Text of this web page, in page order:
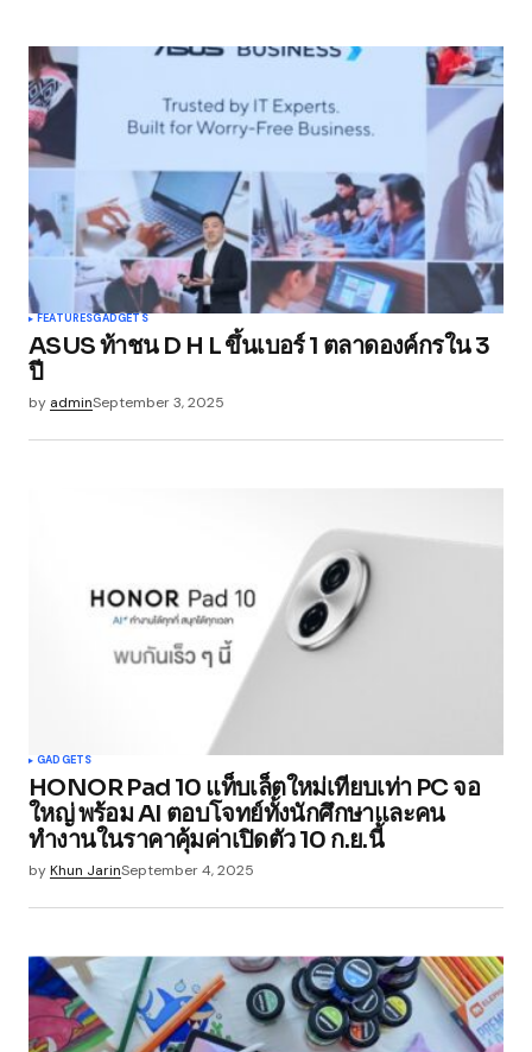
FEATURESGADGETS
ASUS ท้าชน D H L ขึ้นเบอร์ 1 ตลาดองค์กรใน 3
ปี
by adminSeptember 3, 2025
GADGETS
HONOR Pad 10 แท็บเล็ตใหม่เทียบเท่า PC จอ
ใหญ่ พร้อม AI ตอบโจทย์ทั้งนักศึกษาและคน
ทำงานในราคาคุ้มค่าเปิดตัว 10 ก.ย.นี้
byKhun JarinSeptember 4, 2025